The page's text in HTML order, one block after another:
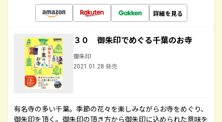
詳細を見る
３０ 御朱印でめぐる千葉のお寺
御朱印
2021.01.28 発売
有名寺の多い千葉。季節の花々を楽しみながらお寺をめぐり、
御朱印を頂く。御朱印の頂き方から御朱印に込められた意味を